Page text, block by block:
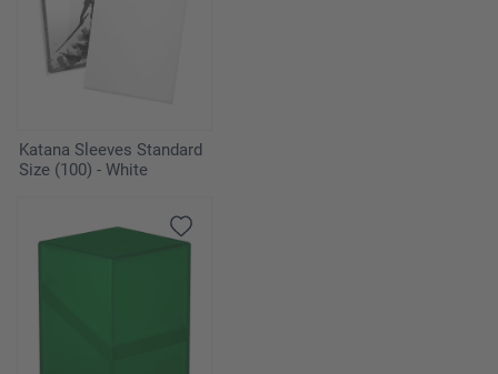
Katana Sleeves Standard
Size (100) - White